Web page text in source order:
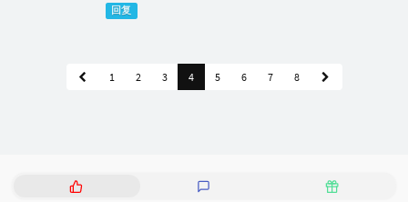
回复
1 2 3 4 5 6 7 8
热
随